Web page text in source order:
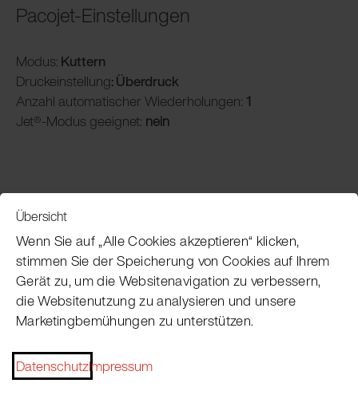
Pacojet-Einstellungen
Modus: Kuttern
Druckeinstellung: Überdruck
Anzahl automatischer Wiederholungen: 1
Jet®-Modus geeignet: nein
Pacojet Newsletter
Möchten Sie regelmäßig über Neuigkeiten,
Laufenden bleiben?
Übersicht
Wenn Sie auf „Alle Cookies akzeptieren“ klicken,
stimmen Sie der Speicherung von Cookies auf Ihrem
Gerät zu, um die Websitenavigation zu verbessern,
die Websitenutzung zu analysieren und unsere
Marketingbemühungen zu unterstützen.
DatenschutzImpressum